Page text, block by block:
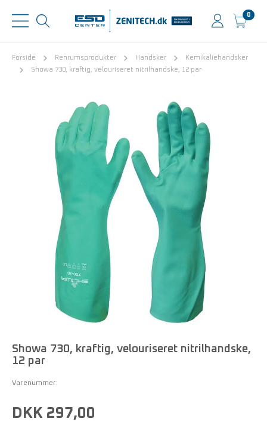
0
Forside Renrumsprodukter Handsker
Kemikaliehandsker
Showa 730, kraftig, velouriseret nitrilhandske, 12 par
Showa 730, kraftig, velouriseret nitrilhandske,
12 par
Varenummer:
DKK 297,00